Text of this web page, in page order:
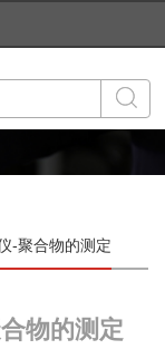
-聚合物的测定
物的测定